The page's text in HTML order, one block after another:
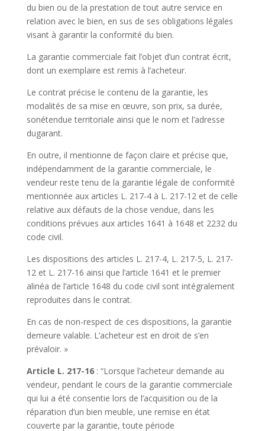
du bien ou de la prestation de tout autre service en
relation avec le bien, en sus de ses obligations légales
visant à garantir la conformité du bien.
La garantie commerciale fait l’objet d’un contrat écrit,
dont un exemplaire est remis à l’acheteur.
Le contrat précise le contenu de la garantie, les
modalités de sa mise en œuvre, son prix, sa durée,
sonétendue territoriale ainsi que le nom et l’adresse
dugarant.
En outre, il mentionne de façon claire et précise que,
indépendamment de la garantie commerciale, le
vendeur reste tenu de la garantie légale de conformité
mentionnée aux articles L. 217-4 à L. 217-12 et de celle
relative aux défauts de la chose vendue, dans les
conditions prévues aux articles 1641 à 1648 et 2232 du
code civil.
Les dispositions des articles L. 217-4, L. 217-5, L. 217-
12 et L. 217-16 ainsi que l’article 1641 et le premier
alinéa de l’article 1648 du code civil sont intégralement
reproduites dans le contrat.
En cas de non-respect de ces dispositions, la garantie
demeure valable. L’acheteur est en droit de s’en
prévaloir. »
Article L. 217-16 : “Lorsque l’acheteur demande au
vendeur, pendant le cours de la garantie commerciale
qui lui a été consentie lors de l’acquisition ou de la
réparation d’un bien meuble, une remise en état
couverte par la garantie, toute période